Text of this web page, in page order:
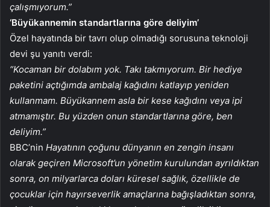
çalışmıyorum.”
‘Büyükannemin standartlarına göre deliyim’
Özel hayatında bir tavrı olup olmadığı sorusuna teknoloji
devi şu yanıtı verdi:
“Kocaman bir dolabım yok. Takı takmıyorum. Bir hediye
paketini açtığımda ambalaj kağıdını katlayıp yeniden
kullanmam. Büyükannem asla bir kese kağıdını veya ipi
atmamıştır. Bu yüzden onun standartlarına göre, ben
deliyim.”
BBC’nin Hayatının çoğunu dünyanın en zengin insanı
olarak geçiren Microsoft’un yönetim kurulundan ayrıldıktan
sonra, on milyarlarca doları küresel sağlık, özellikle de
çocuklar için hayırseverlik amaçlarına bağışladıktan sonra,